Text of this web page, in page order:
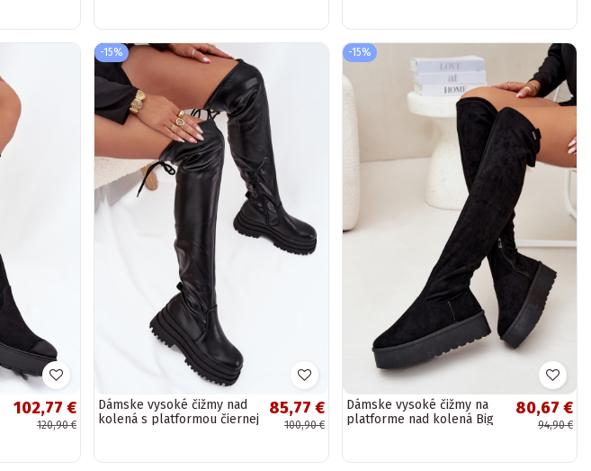
102,77 €
120,90 €
-15%
Dámske vysoké čižmy nad
kolená s platformou čiernej
85,77 €
100,90 €
-15%
Dámske vysoké čižmy na
platforme nad kolená Big
80,67 €
94,90 €